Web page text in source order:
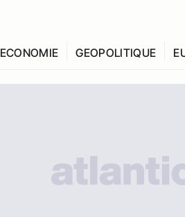
ECONOMIE GEOPOLITIQUE